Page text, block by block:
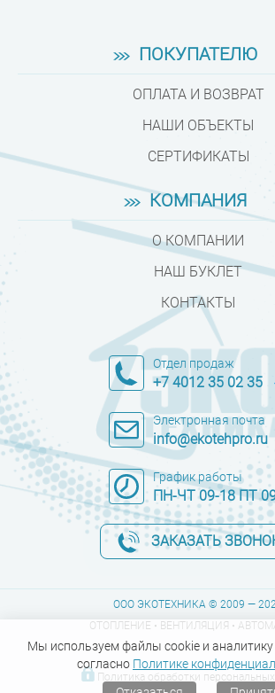
ПОКУПАТЕЛЮ
ОПЛАТА И ВОЗВРАТ
НАШИ ОБЪЕКТЫ
СЕРТИФИКАТЫ
КОМПАНИЯ
О КОМПАНИИ
НАШ БУКЛЕТ
КОНТАКТЫ
Отдел продаж
+7 4012 35 02 35
Электронная почта
info@ekotehpro.ru
График работы
ПН-ЧТ 09-18 ПТ
ЗАКАЗАТЬ
ООО ЭКОТЕХНИКА © 2009 —
ОТОПЛЕНИЕ • ВЕНТИЛЯЦИЯ •
Политика обработки
Мы используем файлы cookie и
согласно Политике